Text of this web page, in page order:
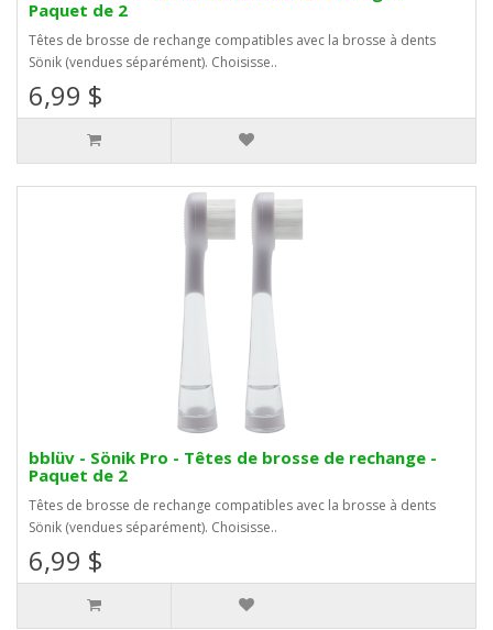
Paquet de 2
Têtes de brosse de rechange compatibles avec la brosse à dents
Sönik (vendues séparément). Choisisse..
6,99 $
bblüv - Sönik Pro - Têtes de brosse de rechange -
Paquet de 2
Têtes de brosse de rechange compatibles avec la brosse à dents
Sönik (vendues séparément). Choisisse..
6,99 $